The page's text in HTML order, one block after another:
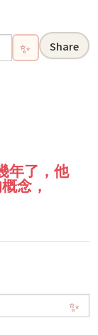
✨ Share
年了，他
念，
✨